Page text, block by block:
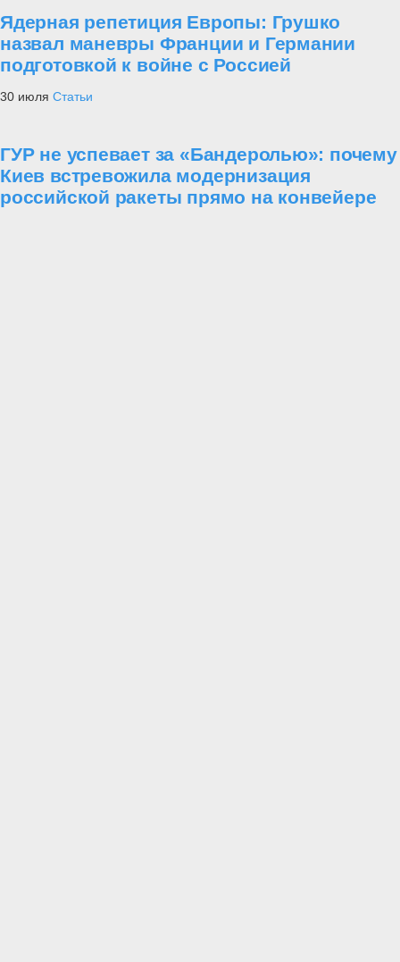
Ядерная репетиция Европы: Грушко
назвал маневры Франции и Германии
подготовкой к войне с Россией
30 июля Статьи
ГУР не успевает за «Бандеролью»: почему
Киев встревожила модернизация
российской ракеты прямо на конвейере